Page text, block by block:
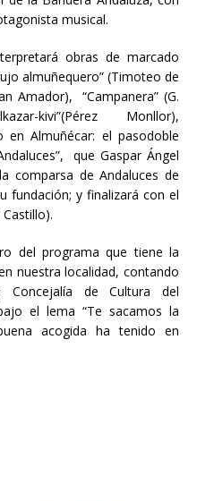
musical.
obras de marcado
almuñequero” (Timoteo de
Amador), “Campanera” (G.
kivi”(Pérez Monllor),
Almuñécar: el pasodoble
que Gaspar Ángel
comparsa de Andaluces de
fundación; y finalizará con el
del programa que tiene la
nuestra localidad, contando
de Cultura del
el lema “Te sacamos la
acogida ha tenido en